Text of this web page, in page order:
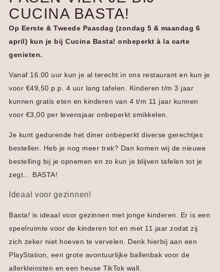
CUCINA BASTA!
Op Eerste & Tweede Paasdag (zondag 5 & maandag 6
april) kun je bij Cucina Basta! onbeperkt à la carte
genieten.
Vanaf 16.00 uur kun je al terecht in ons restaurant en kun je
voor €49,50 p.p. 4 uur lang tafelen. Kinderen t/m 3 jaar
kunnen gratis eten en kinderen van 4 t/m 11 jaar kunnen
voor €3,00 per levensjaar onbeperkt smikkelen.
Je kunt gedurende het diner onbeperkt diverse gerechtjes
bestellen. Heb je nog meer trek? Dan komen wij de nieuwe
bestelling bij je opnemen en zo kun je blijven tafelen tot je
zegt… BASTA!
Ideaal voor gezinnen!
Basta! is ideaal voor gezinnen met jonge kinderen. Er is een
speelruimte voor de kinderen tot en met 11 jaar zodat zij
zich zeker niet hoeven te vervelen. Denk hierbij aan een
PlayStation, een grote avontuurlijke ballenbak voor de
allerkleinsten en een heuse TikTok wall.